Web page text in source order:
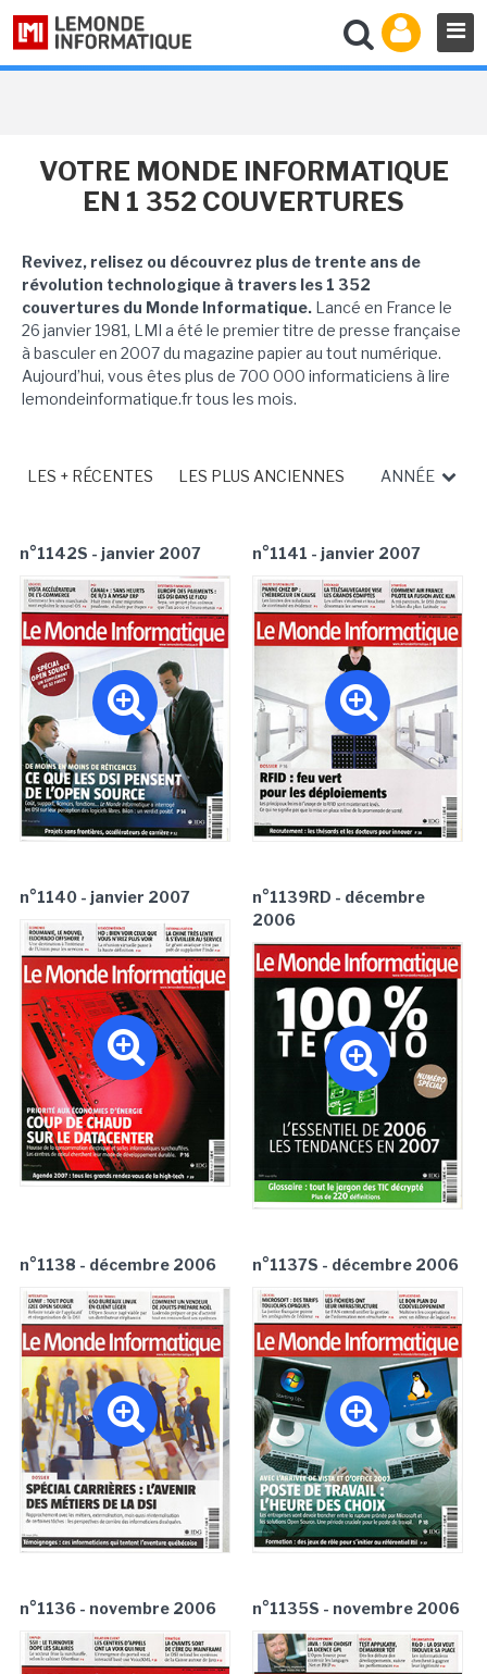
VOTRE MONDE INFORMATIQUE
EN 1 352 COUVERTURES
Revivez, relisez ou découvrez plus de trente ans de
révolution technologique à travers les 1 352
couvertures du Monde Informatique. Lancé en France le
26 janvier 1981, LMI a été le premier titre de presse française
à basculer en 2007 du magazine papier au tout numérique.
Aujourd’hui, vous êtes plus de 700 000 informaticiens à lire
lemondeinformatique.fr tous les mois.
LES + RÉCENTES LES PLUS ANCIENNES ANNÉE
n°1142S - janvier 2007 n°1141 - janvier 2007
n°1140 - janvier 2007
n°1139RD - décembre
2006
n°1138 - décembre 2006 n°1137S - décembre 2006
n°1136 - novembre 2006 n°1135S - novembre 2006